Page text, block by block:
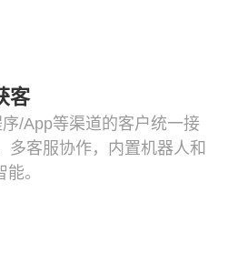
客
/App等渠道的客户统一接
多客服协作，内置机器人和
。